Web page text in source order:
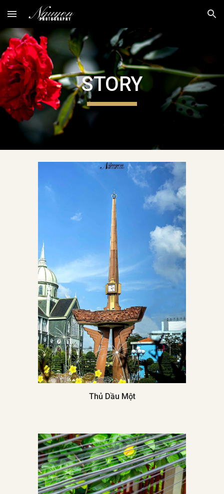
Skip to main content Skip to navigation
STORY
Thủ Dầu Một